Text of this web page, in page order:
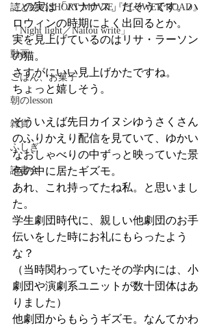
詩と絵のSHORT MOVIE『FLOWER ROAD』
「Night light／Naitou write」
動画
ごはん、お菓子
朝のlesson
雑貨
ふしぎ
読書会
この実は「ハナナス」だそうです。ハ
ロウィンの時期によく出回るとか。
実を見上げているのはリサ・ラーソン
の猫。
さすがにいい見上げかたですね。
ちょっと嬉しそう。
そういえば先日カイヌシゆうさくさん
のふりかえり配信を見ていて、ゆかい
なおしゃべりの中ずっと映っていた景
色の中に居たギズモ。
あれ、これ持ってたね私。と思いまし
た。
学生劇団時代に、親しい他劇団のお手
伝いをした時にお礼にもらったよう
な？
（当時関わっていたその学内には、小
劇団や演劇系ユニットが数十団体はあ
りました）
他劇団からもらうギズモ。なんてかわ